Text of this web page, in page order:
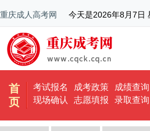
重庆成人高考网 今天是2026年8月7日
首
页
考试报名 成考政策 成绩查询
现场确认
志愿填报 录取查询